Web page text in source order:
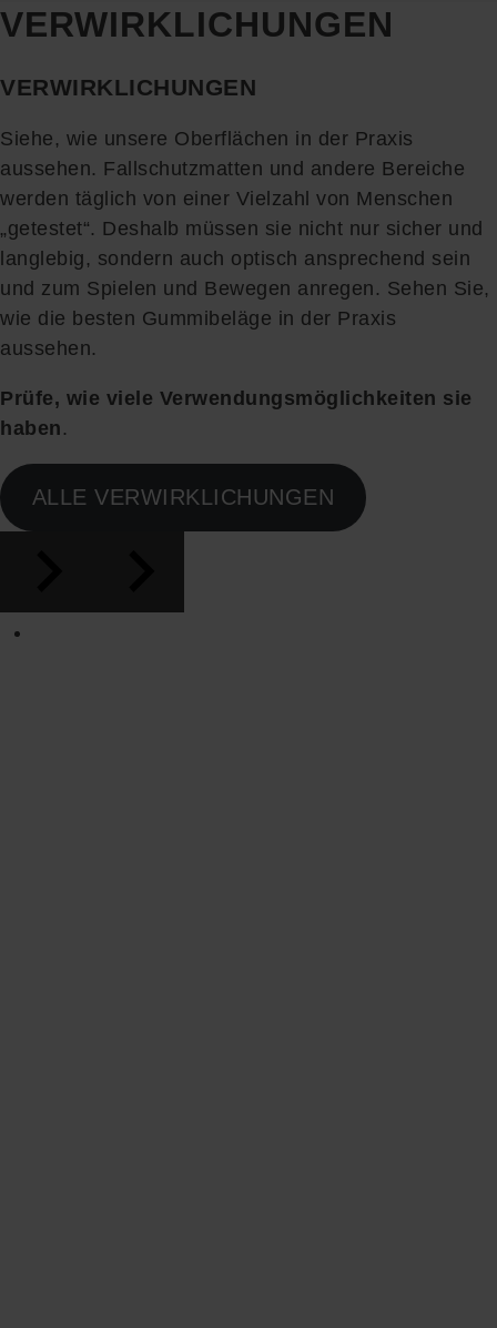
VERWIRKLICHUNGEN
VERWIRKLICHUNGEN
Siehe, wie unsere Oberflächen in der Praxis
aussehen. Fallschutzmatten und andere Bereiche
werden täglich von einer Vielzahl von Menschen
„getestet“. Deshalb müssen sie nicht nur sicher und
langlebig, sondern auch optisch ansprechend sein
und zum Spielen und Bewegen anregen. Sehen Sie,
wie die besten Gummibeläge in der Praxis
aussehen.
Prüfe, wie viele Verwendungsmöglichkeiten sie
haben .
ALLE VERWIRKLICHUNGEN